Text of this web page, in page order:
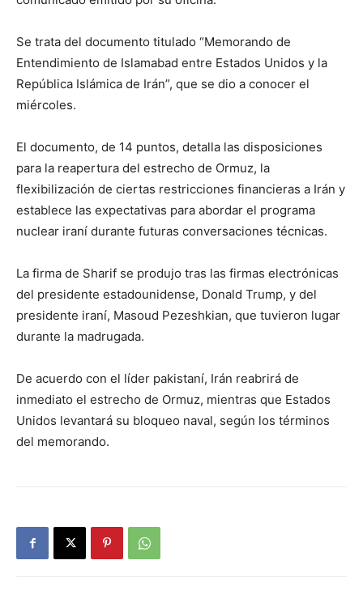
Se trata del documento titulado “Memorando de
Entendimiento de Islamabad entre Estados Unidos y la
República Islámica de Irán”, que se dio a conocer el
miércoles.
El documento, de 14 puntos, detalla las disposiciones
para la reapertura del estrecho de Ormuz, la
flexibilización de ciertas restricciones financieras a Irán y
establece las expectativas para abordar el programa
nuclear iraní durante futuras conversaciones técnicas.
La firma de Sharif se produjo tras las firmas electrónicas
del presidente estadounidense, Donald Trump, y del
presidente iraní, Masoud Pezeshkian, que tuvieron lugar
durante la madrugada.
De acuerdo con el líder pakistaní, Irán reabrirá de
inmediato el estrecho de Ormuz, mientras que Estados
Unidos levantará su bloqueo naval, según los términos
del memorando.